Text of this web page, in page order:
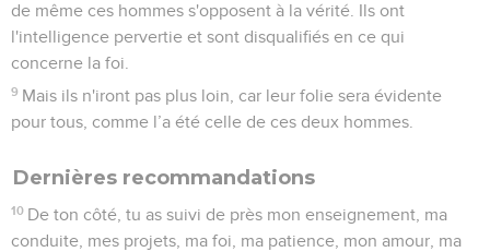
de même ces hommes s'opposent à la vérité. Ils ont
l'intelligence pervertie et sont disqualifiés en ce qui
concerne la foi.
9 Mais ils n'iront pas plus loin, car leur folie sera évidente
pour tous, comme l’a été celle de ces deux hommes.
Dernières recommandations
10 De ton côté, tu as suivi de près mon enseignement, ma
conduite, mes projets, ma foi, ma patience, mon amour, ma